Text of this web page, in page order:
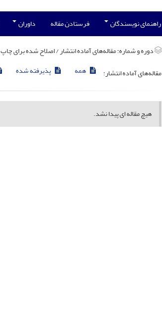
راهنمای نویسندگان فرستادن مقاله داوران
دوره و شماره:مقاله‌های آماده انتشار / اصلاح شده برای چاپ
مقاله‌های آماده انتشار:
همه پذیرفته شده
هیچ مقاله ای پیدا نشد.